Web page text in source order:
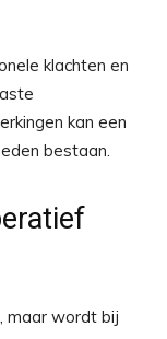
klachten en
kan een
bestaan.
maar wordt bij